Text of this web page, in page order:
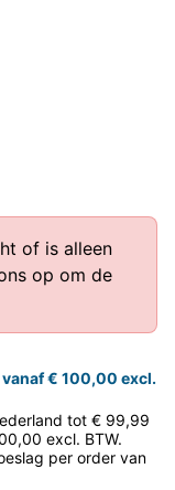
of is alleen
op om de
€ 100,00 excl.
tot € 99,99
excl. BTW.
per order van